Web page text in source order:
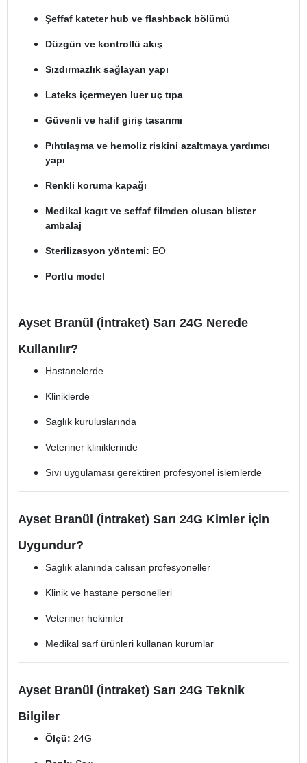
Şeffaf kateter hub ve flashback bölümü
Düzgün ve kontrollü akış
Sızdırmazlık sağlayan yapı
Lateks içermeyen luer uç tıpa
Güvenli ve hafif giriş tasarımı
Pıhtılaşma ve hemoliz riskini azaltmaya yardımcı
yapı
Renkli koruma kapağı
Medikal kagıt ve seffaf filmden olusan blister
ambalaj
Sterilizasyon yöntemi: EO
Portlu model
Ayset Branül (İntraket) Sarı 24G Nerede
Kullanılır?
Hastanelerde
Kliniklerde
Saglık kuruluslarında
Veteriner kliniklerinde
Sıvı uygulaması gerektiren profesyonel islemlerde
Ayset Branül (İntraket) Sarı 24G Kimler İçin
Uygundur?
Saglık alanında calısan profesyoneller
Klinik ve hastane personelleri
Veteriner hekimler
Medikal sarf ürünleri kullanan kurumlar
Ayset Branül (İntraket) Sarı 24G Teknik
Bilgiler
Ölçü: 24G